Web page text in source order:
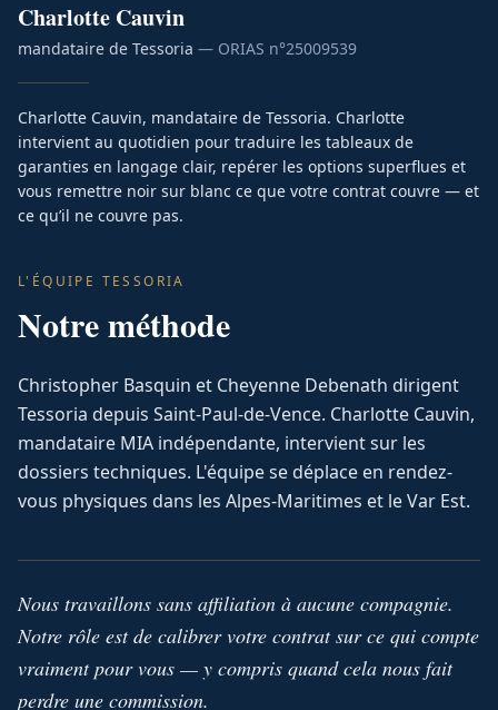
Charlotte Cauvin
mandataire de Tessoria — ORIAS n°25009539
Charlotte Cauvin, mandataire de Tessoria. Charlotte
intervient au quotidien pour traduire les tableaux de
garanties en langage clair, repérer les options superflues et
vous remettre noir sur blanc ce que votre contrat couvre — et
ce qu’il ne couvre pas.
L'ÉQUIPE TESSORIA
Notre méthode
Christopher Basquin et Cheyenne Debenath dirigent
Tessoria depuis Saint-Paul-de-Vence. Charlotte Cauvin,
mandataire MIA indépendante, intervient sur les
dossiers techniques. L'équipe se déplace en rendez-
vous physiques dans les Alpes-Maritimes et le Var Est.
Nous travaillons sans affiliation à aucune compagnie.
Notre rôle est de calibrer votre contrat sur ce qui compte
vraiment pour vous — y compris quand cela nous fait
perdre une commission.